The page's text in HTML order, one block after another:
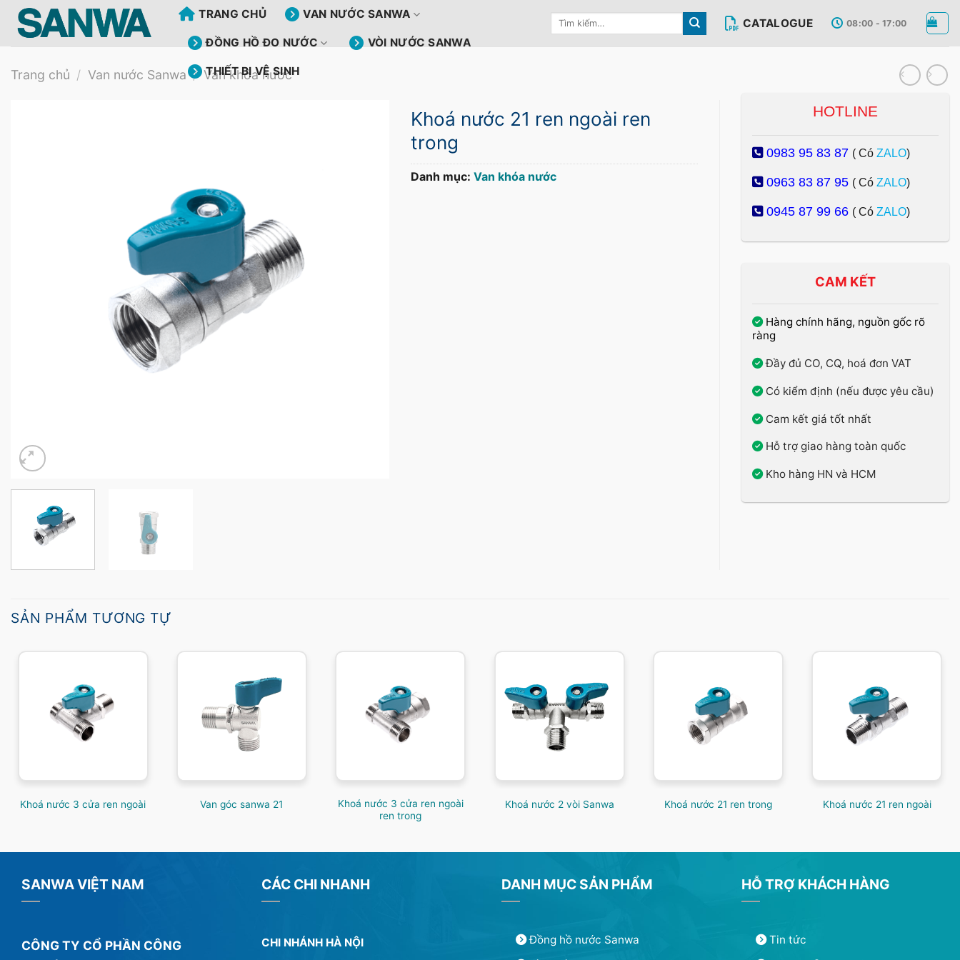
qua
TRANG CHỦ VAN NƯỚC SANWA
ĐỒNG HỒ ĐO NƯỚC VÒI NƯỚC SANWA
THIẾT BỊ VỆ SINH
Tìm
CATALOGUE 08:00 - 17:00
Trang chủ / Van nước Sanwa / Van khóa nước
Khoá nước 21 ren ngoài ren
trong
Danh mục: Van khóa nước
HOTLINE
0983 95 83 87 ( Có ZALO)
0963 83 87 95 ( Có ZALO)
0945 87 99 66 ( Có ZALO)
CAM KẾT
Hàng chính hãng, nguồn gốc rõ
ràng
Đầy đủ CO, CQ, hoá đơn VAT
Có kiểm định (nếu được yêu cầu)
Cam kết giá tốt nhất
Hỗ trợ giao hàng toàn quốc
Kho hàng HN và HCM
SẢN PHẨM TƯƠNG TỰ
Khoá nước 3 cửa ren ngoài Van góc sanwa 21
Khoá nước 3 cửa ren ngoài
ren trong
Khoá nước 2 vòi Sanwa Khoá nước 21 ren trong Khoá nước 21 ren ngoài
SANWA VIỆT NAM
CÔNG TY CỔ PHẦN CÔNG
CÁC CHI NHANH
CHI NHÁNH HÀ NỘI
DANH MỤC SẢN PHẨM
Đồng hồ nước Sanwa
HỖ TRỢ KHÁCH HÀNG
Tin tức